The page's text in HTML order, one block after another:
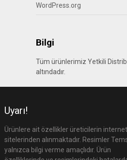
WordPress.org
Bilgi
Tüm ürünlerimiz Yetkili
altındadır.
Uyarı!
Ürünlere ait özellikler üreticilerin internet
sitelerinden alınmaktadır. Resimler
yalnızca bilgi verme amaçlıdır. Ürün